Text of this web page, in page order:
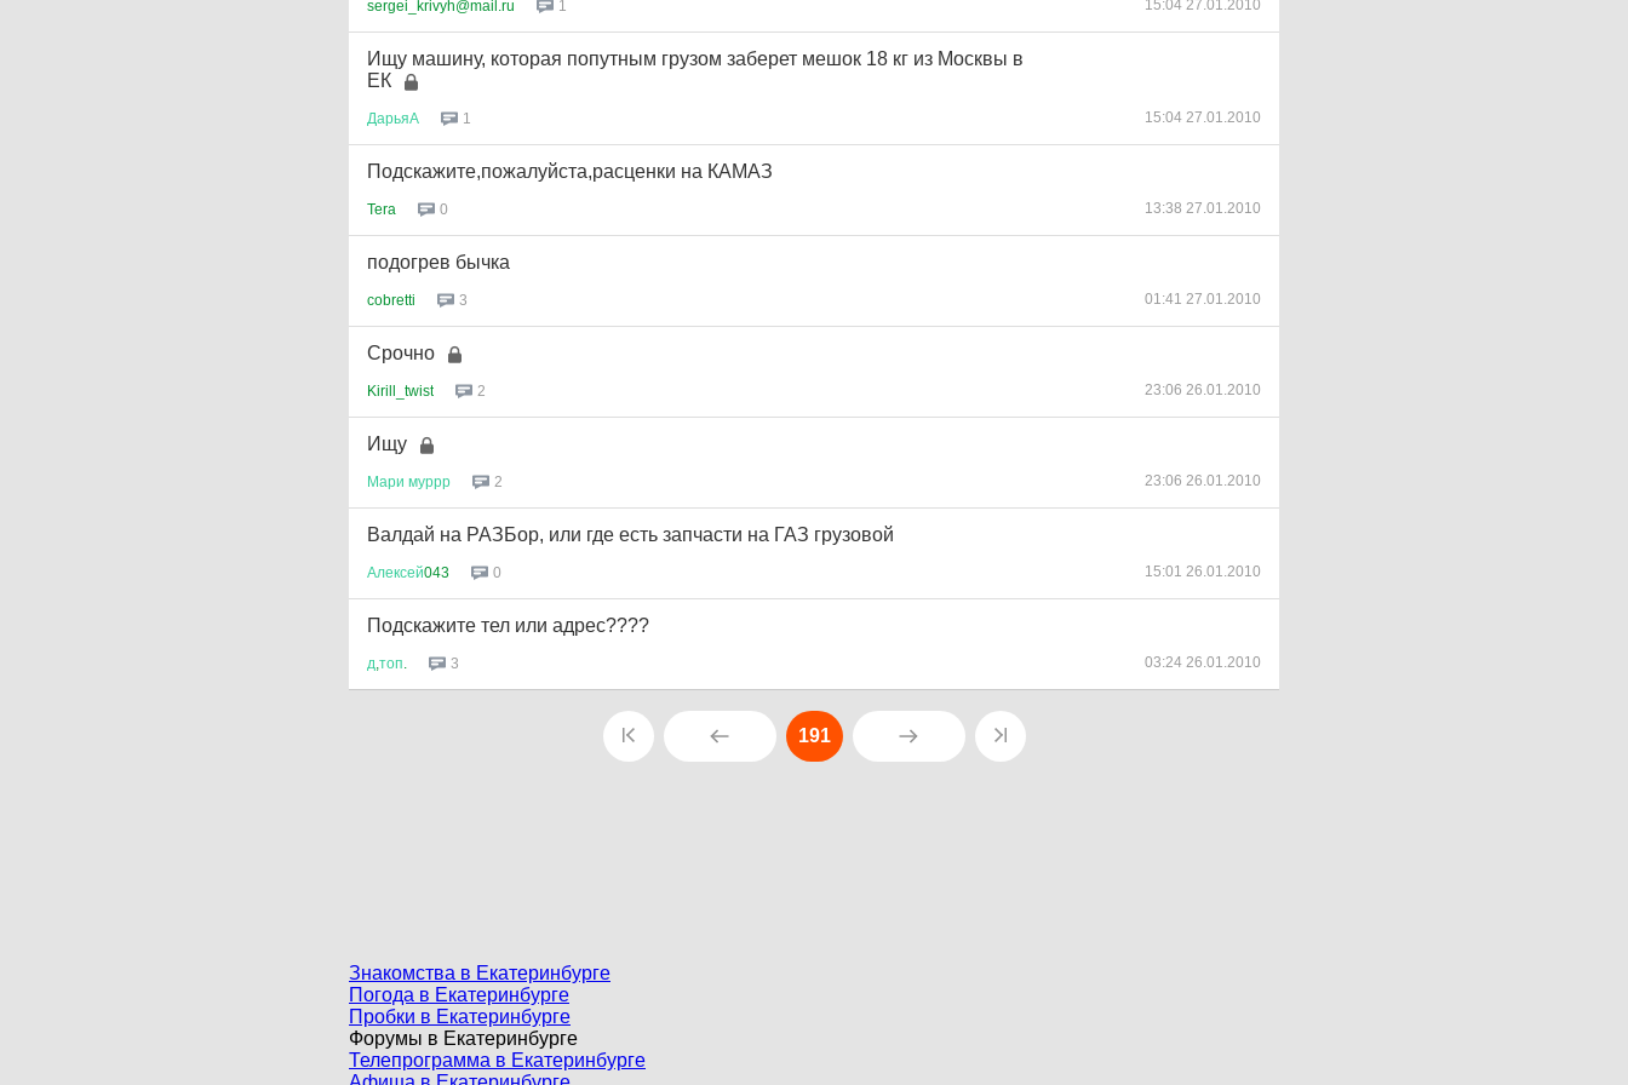
sergei_krivyh@mail.ru 1 15:04 27.01.2010
Ищу машину, которая попутным грузом заберет мешок 18 кг из Москвы в
ЕК
ДарьяА 1 15:04 27.01.2010
Подскажите,пожалуйста,расценки на КАМАЗ
Tera 0 13:38 27.01.2010
подогрев бычка
cobretti 3 01:41 27.01.2010
Срочно
Kirill_twist 2 23:06 26.01.2010
Ищу
Мари муррр 2 23:06 26.01.2010
Валдай на РАЗБор, или где есть запчасти на ГАЗ грузовой
Алексей043 0 15:01 26.01.2010
Подскажите тел или адрес????
д топ 3 03:24 26.01.2010
191
Знакомства в Екатеринбурге
Погода в Екатеринбурге
Пробки в Екатеринбурге
Форумы в Екатеринбурге
Телепрограмма в Екатеринбурге